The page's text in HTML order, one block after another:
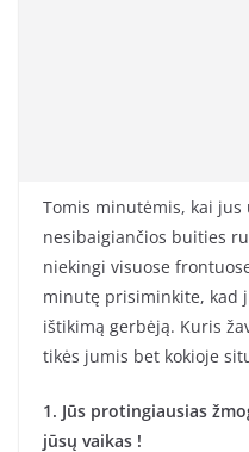
Tomis minutėmis, kai
nesibaigiančios buities
niekingi visuose
minutę prisiminkite, kad
ištikimą gerbėją. Kuris
tikės jumis bet kokioje
1. Jūs protingiausias
jūsų vaikas !